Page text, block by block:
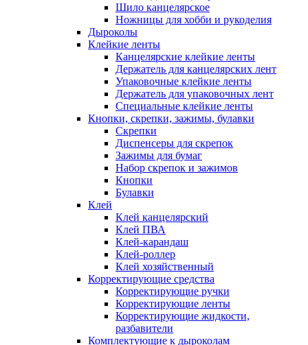
Шило канцелярское
Ножницы для хобби и рукоделия
Дыроколы
Клейкие ленты
Канцелярские клейкие ленты
Держатель для канцелярских лент
Упаковочные клейкие ленты
Держатель для упаковочных лент
Специальные клейкие ленты
Кнопки, скрепки, зажимы, булавки
Скрепки
Диспенсеры для скрепок
Зажимы для бумаг
Набор скрепок и зажимов
Кнопки
Булавки
Клей
Клей канцелярский
Клей ПВА
Клей-карандаш
Клей-роллер
Клей хозяйственный
Корректирующие средства
Корректирующие ручки
Корректирующие ленты
Корректирующие жидкости,
разбавители
Комплектующие к дыроколам